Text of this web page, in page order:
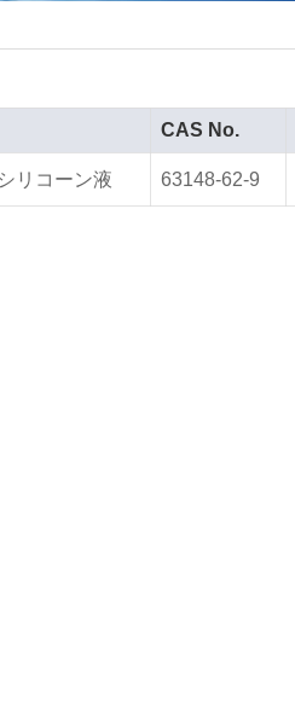
CAS No.
リコーン液 63148-62-9